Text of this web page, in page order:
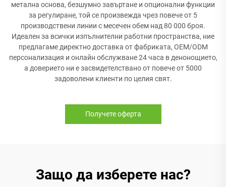
метална основа, безшумно завъртане и опционални функции
за регулиране, той се произвежда чрез повече от 5
производствени линии с месечен обем над 80 000 броя.
Идеален за всички изпълнителни работни пространства, ние
предлагаме директно доставка от фабриката, OEM/ODM
персонализация и онлайн обслужване 24 часа в денонощието,
а доверието ни е засвидетелствано от повече от 5000
задоволени клиенти по целия свят.
Получете оферта
Защо да изберете нас?